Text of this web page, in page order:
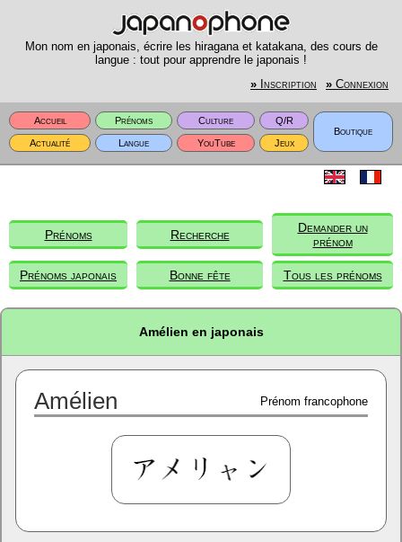
Mon nom en japonais, écrire les hiragana et katakana, des cours de
langue : tout pour apprendre le japonais !
» Inscription » Connexion
Accueil Prénoms Culture
Q/R
Boutique
Actualité
Langue YouTube Jeux
Prénoms Recherche
Demander un
prénom
Prénoms japonais Bonne fête Tous les prénoms
Amélien en japonais
Amélien Prénom francophone